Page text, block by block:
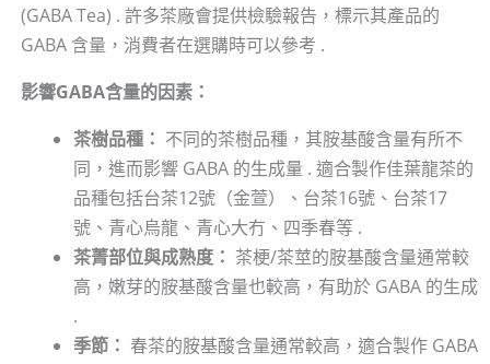
(GABA Tea) . 許多茶廠會提供檢驗報告，標示其產品的
GABA 含量，消費者在選購時可以參考 .
影響GABA含量的因素：
茶樹品種： 不同的茶樹品種，其胺基酸含量有所不
同，進而影響 GABA 的生成量 . 適合製作佳葉龍茶的
品種包括台茶12號（金萱）、台茶16號、台茶17
號、青心烏龍、青心大冇、四季春等 .
茶菁部位與成熟度： 茶梗/茶莖的胺基酸含量通常較
高，嫩芽的胺基酸含量也較高，有助於 GABA 的生成
.
季節： 春茶的胺基酸含量通常較高，適合製作 GABA